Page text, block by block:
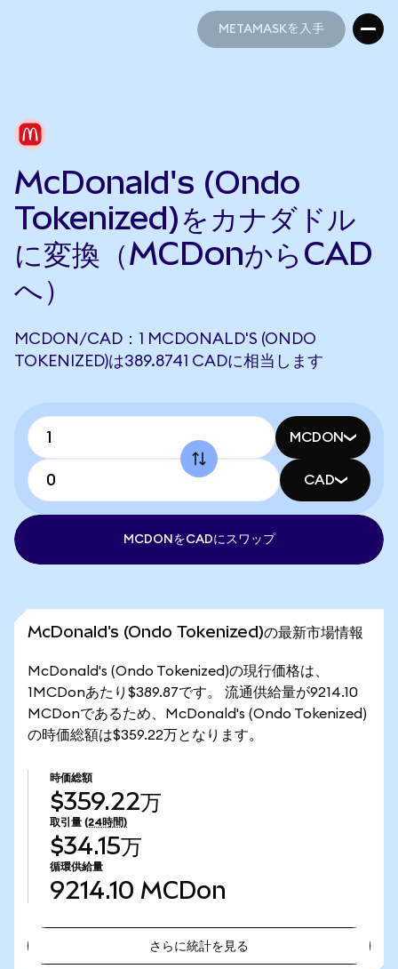
METAMASKを入手
McDonald's (Ondo
Tokenized)をカナダドル
に変換（MCDonからCAD
へ）
MCDON/CAD：1 MCDONALD'S (ONDO
TOKENIZED)は389.8741 CADに相当します
MCDON
CAD
MCDONをCADにスワップ
McDonald's (Ondo Tokenized)の最新市場情報
McDonald's (Ondo Tokenized)の現行価格は、
1MCDonあたり$389.87です。 流通供給量が9214.10
MCDonであるため、McDonald's (Ondo Tokenized)
の時価総額は$359.22万となります。
時価総額
$359.22万
取引量 (24時間)
$34.15万
循環供給量
9214.10 MCDon
さらに統計を見る